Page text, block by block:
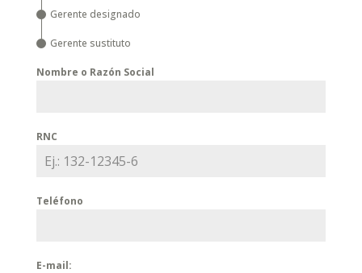
Gerente designado
Gerente sustituto
Nombre o Razón Social
RNC
Teléfono
E-mail: